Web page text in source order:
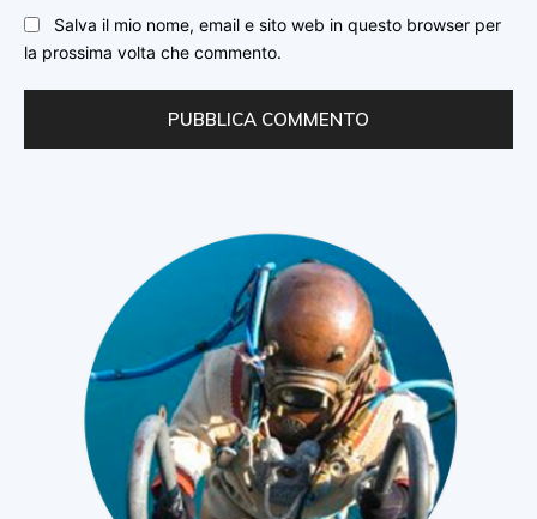
Salva il mio nome, email e sito web in questo browser per
la prossima volta che commento.